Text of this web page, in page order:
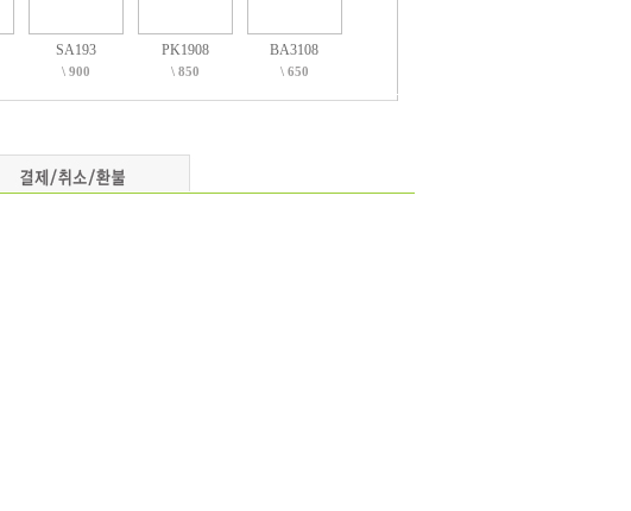
SA193
\ 900
PK1908
\ 850
BA3108
\ 650